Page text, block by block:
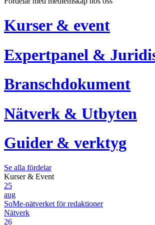
Kurser & event
Expertpanel &
Branschdokument
Nätverk & Utbyten
Guider & verktyg
Se alla fördelar
Kurser & Event
25
aug
SoMe-nätverket för redaktioner
Nätverk
26